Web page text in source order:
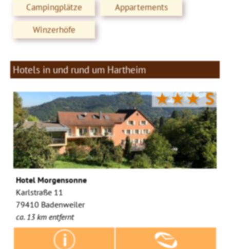
Campingplätze
Appartements
Winzerhöfe
Hotels in und rund um Hartheim
★★★S
Hotel Morgensonne
Karlstraße 11
79410 Badenweiler
ca. 13 km entfernt